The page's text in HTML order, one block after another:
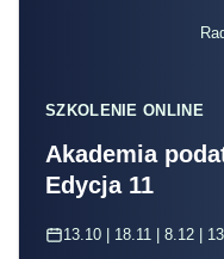
SZKOLENIE ONLINE
Akademia
Edycja 11
13.10 | 18.11 | 8.12 |